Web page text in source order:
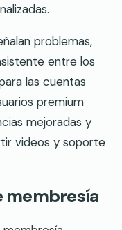
problemas,
entre los
las cuentas
premium
mejoradas y
videos y soporte
membresía